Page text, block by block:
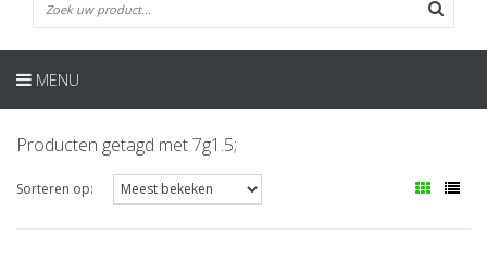
MENU
Producten getagd met 7g1.5;
Sorteren op: